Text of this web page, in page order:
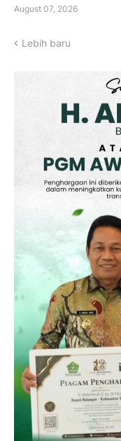
August 07, 2026
Lebih baru